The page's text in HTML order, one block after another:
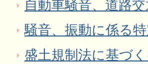
自動車騒音、道路
騒音、振動に係る
盛土規制法に基づ